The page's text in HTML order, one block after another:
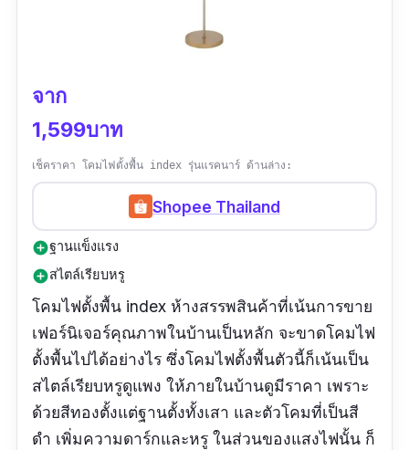
จาก
1,599บาท
เช็คราคา โคมไฟตั้งพื้น index รุ่นแรคนาร์ ด้านล่าง:
Shopee Thailand
add_circleฐานแข็งแรง
add_circleสไตล์เรียบหรู
โคมไฟตั้งพื้น index ห้างสรรพสินค้าที่เน้นการขาย
เฟอร์นิเจอร์คุณภาพในบ้านเป็นหลัก จะขาดโคมไฟ
ตั้งพื้นไปได้อย่างไร ซึ่งโคมไฟตั้งพื้นตัวนี้ก็เน้นเป็น
สไตล์เรียบหรูดูแพง ให้ภายในบ้านดูมีราคา เพราะ
ด้วยสีทองตั้งแต่ฐานตั้งทั้งเสา และตัวโคมที่เป็นสี
ดำ เพิ่มความดาร์กและหรู ในส่วนของแสงไฟนั้น ก็